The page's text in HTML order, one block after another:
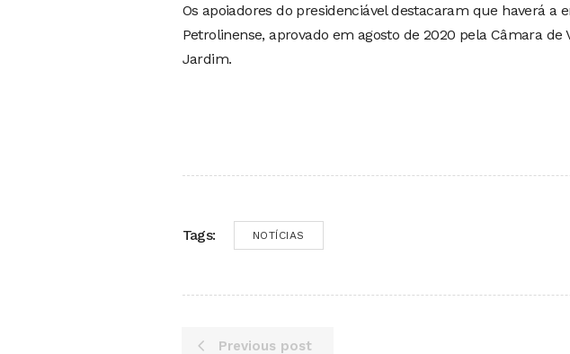
Os apoiadores do presidenciável destacaram que haverá a
Petrolinense, aprovado em agosto de 2020 pela Câmara de
Jardim.
Tags: NOTÍCIAS
Previous post